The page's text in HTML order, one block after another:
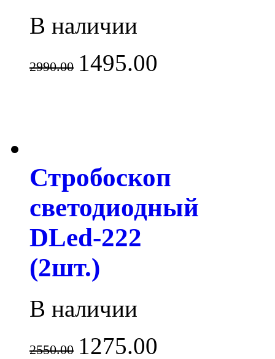
В наличии
2990.00 1495.00
Стробоскоп
светодиодный
DLed-222
(2шт.)
В наличии
2550.00 1275.00